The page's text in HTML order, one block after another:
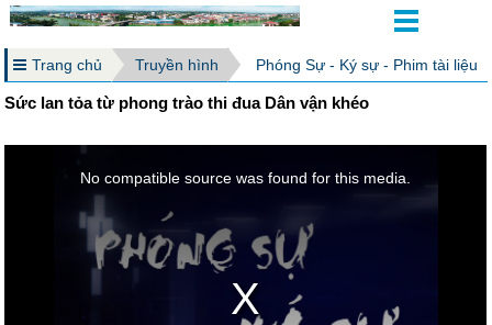
Trang chủ Truyền hình Phóng Sự - Ký sự - Phim tài liệu
Sức lan tỏa từ phong trào thi đua Dân vận khéo